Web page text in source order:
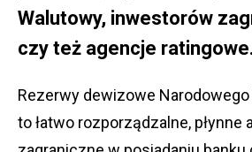
Walutowy, inwestorów
czy też agencje ratingowe.
Rezerwy dewizowe
to łatwo rozporządzalne, płynne